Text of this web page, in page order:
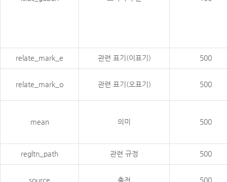
relate_mark_e 관련 표기(이표기) 500
relate_mark_o 관련 표기(오표기) 500
mean 의미 500
regltn_path 관련 규정 500
source 출전 500